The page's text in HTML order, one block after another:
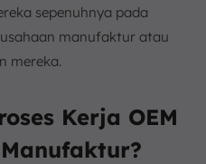
sepenuhnya pada
manufaktur atau
mereka.
Kerja OEM